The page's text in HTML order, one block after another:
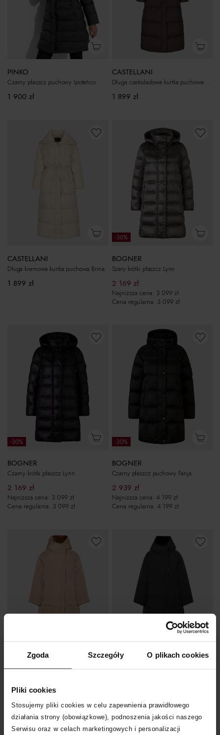
Zgoda Szczegóły O plikach cookies
Pliki cookies
Stosujemy pliki cookies w celu zapewnienia prawidłowego
działania strony (obowiązkowe), podnoszenia jakości naszego
Serwisu oraz w celach marketingowych i personalizacji
PINKO
Czarny płaszcz puchowy Ipotetico
1 900 zł
CASTELLANI
Długa czekoladowa kurtka puchowa Brina
1 899 zł
CASTELLANI
Długa kremowa kurtka puchowa Brina
1 899 zł
-30%
BOGNER
Szary krótki płaszcz Lynn
2 169 zł
Najniższa cena: 3 099 zł
Cena regularna: 3 099 zł
-30%
BOGNER
Czarny krótki płaszcz Lynn
2 169 zł
Najniższa cena: 3 099 zł
Cena regularna: 3 099 zł
-30%
BOGNER
Czarny płaszcz puchowy Fanja
2 939 zł
Najniższa cena: 4 199 zł
Cena regularna: 4 199 zł
YVES SALOMON PARIS
5 879 zł
Najniższa cena:8 399zł
Cena regularna:
YVES SALOMON PARIS
Najniższa cena:8 399zł
Cena regularna: